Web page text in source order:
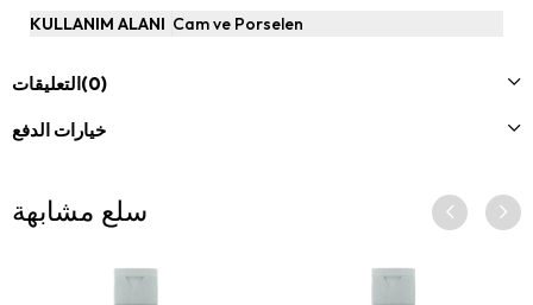
KULLANIM ALANI Cam ve Porselen
التعليقات(0)
خيارات الدفع
سلع مشابهة